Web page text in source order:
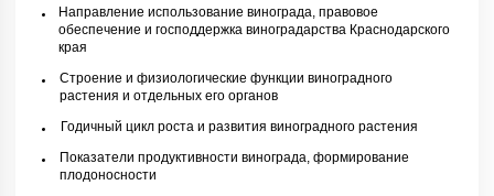
Направление использование винограда, правовое
обеспечение и господдержка виноградарства Краснодарского
края
Строение и физиологические функции виноградного
растения и отдельных его органов
Годичный цикл роста и развития виноградного растения
Показатели продуктивности винограда, формирование
плодоносности